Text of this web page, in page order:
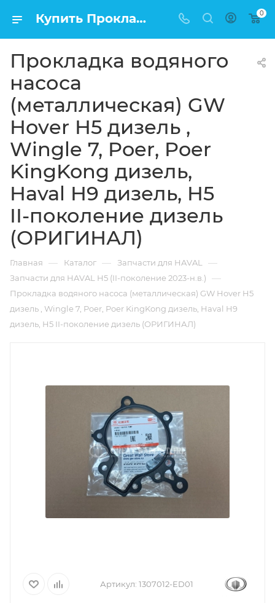
Купить Прокладка водяного насоса (металлическая) GW Hover H5 дизель , Wingle 7, Poer, Poer KingKong дизель, Haval H9 дизель, H5 II-поколение дизель (ОРИГИНАЛ) в Москве по низкой цене 0
Прокладка водяного
насоса
(металлическая) GW
Hover H5 дизель ,
Wingle 7, Poer, Poer
KingKong дизель,
Haval H9 дизель, H5
II-поколение дизель
(ОРИГИНАЛ)
Главная — Каталог — Запчасти для HAVAL —
Запчасти для HAVAL H5 (II-поколение 2023-н.в.) —
Прокладка водяного насоса (металлическая) GW Hover H5
дизель , Wingle 7, Poer, Poer KingKong дизель, Haval H9
дизель, H5 II-поколение дизель (ОРИГИНАЛ)
Артикул: 1307012-ED01